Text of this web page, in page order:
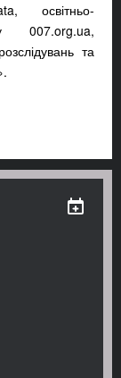
освітньо-
007.org.ua,
та